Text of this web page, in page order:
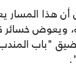
أن هذا المسار